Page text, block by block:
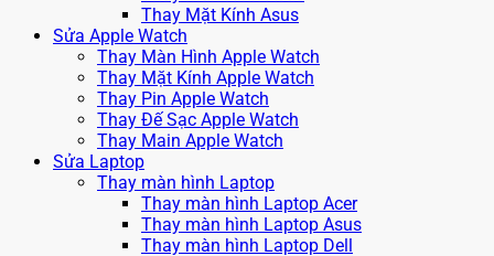
Thay Mặt Kính Asus
Sửa Apple Watch
Thay Màn Hình Apple Watch
Thay Mặt Kính Apple Watch
Thay Pin Apple Watch
Thay Đế Sạc Apple Watch
Thay Main Apple Watch
Sửa Laptop
Thay màn hình Laptop
Thay màn hình Laptop Acer
Thay màn hình Laptop Asus
Thay màn hình Laptop Dell